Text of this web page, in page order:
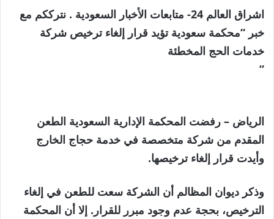
اشراق العالم 24- متابعات الأخبار السعودية . نترككم مع
خبر “محكمة سعودية تؤيد قرار إلغاء ترخيص شركة
خدمات الحج المخطئة
”
الرياض – رفضت المحكمة الإدارية السعودية الطعن
المقدم من شركة متخصصة في خدمة حجاج الخارج
وأيدت قرار إلغاء ترخيصها.
وذكر ديوان المظالم أن الشركة سعت للطعن في إلغاء
الترخيص، بحجة عدم وجود مبرر للقرار. إلا أن المحكمة